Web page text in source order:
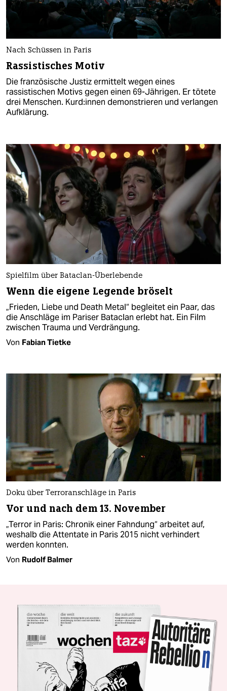
Nach Schüssen in Paris
Rassistisches Motiv
Die französische Justiz ermittelt wegen eines
rassistischen Motivs gegen einen 69-Jährigen. Er tötete
drei Menschen. Kur­d:in­nen demonstrieren und verlangen
Aufklärung.
Spielfilm über Bataclan-Überlebende
Wenn die eigene Legende bröselt
„Frieden, Liebe und Death Metal“ begleitet ein Paar, das
die Anschläge im Pariser Bataclan erlebt hat. Ein Film
zwischen Trauma und Verdrängung.
Von Fabian Tietke
Doku über Terroranschläge in Paris
Vor und nach dem 13. November
„Terror in Paris: Chronik einer Fahndung“ arbeitet auf,
weshalb die Attentate in Paris 2015 nicht verhindert
werden konnten.
Von Rudolf Balmer